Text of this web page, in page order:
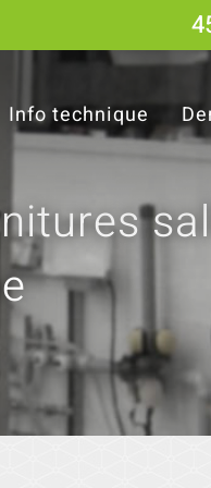
Info technique